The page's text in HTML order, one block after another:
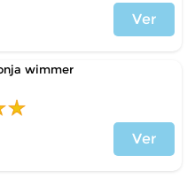
Ver
wimmer
Ver